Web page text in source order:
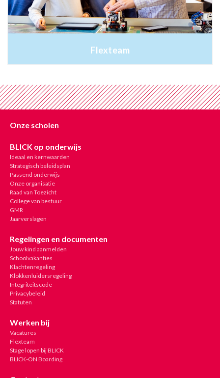
Flexteam
Onze scholen
BLICK op onderwijs
Ideaal en kernwaarden
Strategisch beleidsplan
Passend onderwijs
Onze organisatie
Raad van Toezicht
College van bestuur
GMR
Jaarverslagen
Regelingen en documenten
Jouw kind aanmelden
Schoolvakanties
Klachtenregeling
Klokkenluidersregeling
Integriteitscode
Privacybeleid
Statuten
Werken bij
Vacatures
Flexteam
Stage lopen bij BLICK
BLICK-ON Boarding